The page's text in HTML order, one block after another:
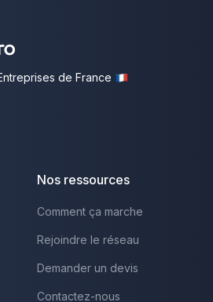
de France
Nos ressources
Comment ça marche
Rejoindre le réseau
Demander un devis
Contactez-nous